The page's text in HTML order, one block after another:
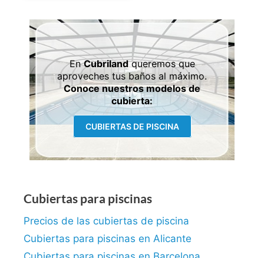
EnCubrilandqueremos que
aproveches tus baños al máximo.
Conoce nuestros modelos de
cubierta:
CUBIERTAS DE PISCINA
Cubiertas para piscinas
Precios de las cubiertas de piscina
Cubiertas para piscinas en Alicante